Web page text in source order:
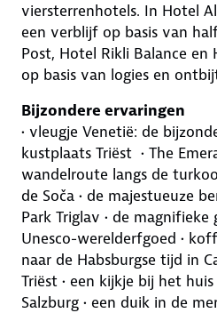
viersterrenhotels. In Hotel
een verblijf op basis van
Post, Hotel Rikli Balance
op basis van logies en
Bijzondere ervaringen
• vleugje Venetië: de
kustplaats Triëst • The
wandelroute langs de
de Soča • de majestueuze
Park Triglav • de
Unesco-werelderfgoed •
naar de Habsburgse tijd in
Triëst • een kijkje bij het
Salzburg • een duik in de